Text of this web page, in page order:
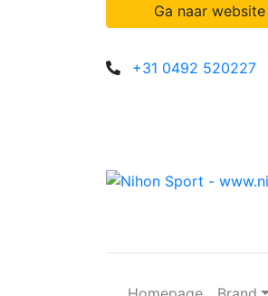
Ga naar
+31 0492 520227